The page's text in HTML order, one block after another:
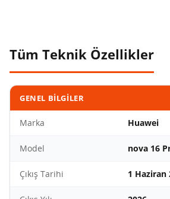
Tüm Teknik Özellikler
GENEL BILGILER
Marka Huawei
Model nova 16
Çıkış Tarihi 1 Haziran